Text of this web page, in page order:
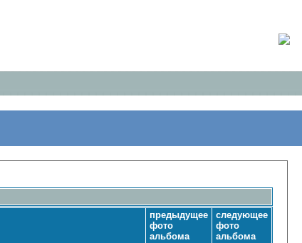
предыдущее
фото
альбома
следующее
фото
альбома